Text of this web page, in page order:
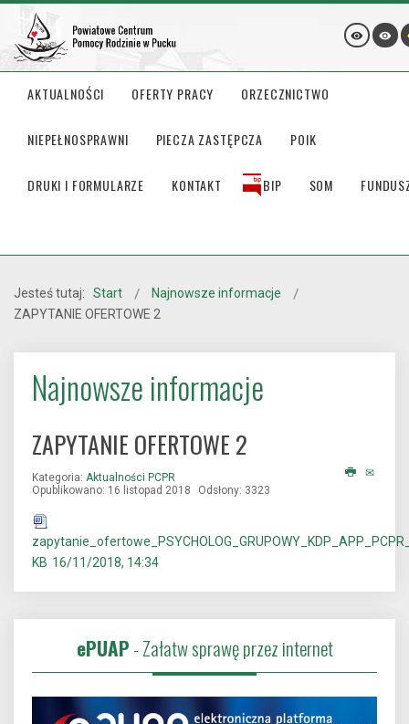
AKTUALNOŚCI OFERTY PRACY ORZECZNICTWO
NIEPEŁNOSPRAWNI PIECZA ZASTĘPCZA POIK
DRUKI I FORMULARZE KONTAKT BIP SOM
Jesteś tutaj: Start
Najnowsze informacje
ZAPYTANIE OFERTOWE 2
Najnowsze informacje
ZAPYTANIE OFERTOWE 2
Kategoria: Aktualności PCPR
Opublikowano: 16 listopad 2018
Odsłony: 3323
KB 16/11/2018, 14:34
ePUAP- Załatw sprawę przez internet